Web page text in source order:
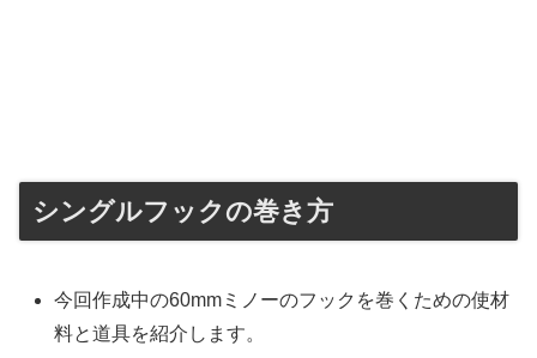
シングルフックの巻き方
今回作成中の60mmミノーのフックを巻くための使材
料と道具を紹介します。